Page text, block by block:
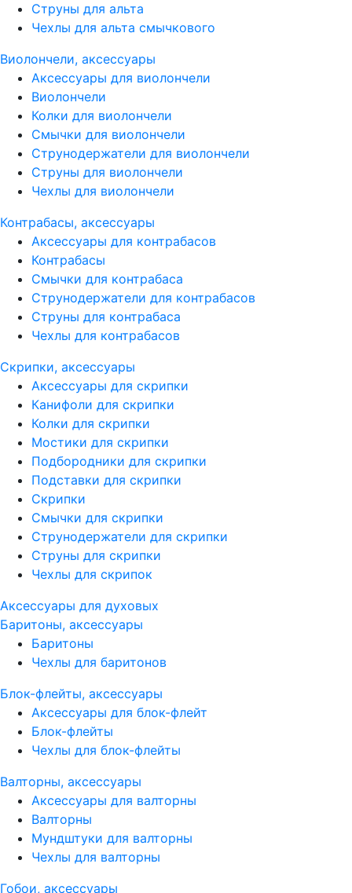
Струны для альта
Чехлы для альта смычкового
Виолончели, аксессуары
Аксессуары для виолончели
Виолончели
Колки для виолончели
Смычки для виолончели
Струнодержатели для виолончели
Струны для виолончели
Чехлы для виолончели
Контрабасы, аксессуары
Аксессуары для контрабасов
Контрабасы
Смычки для контрабаса
Струнодержатели для контрабасов
Струны для контрабаса
Чехлы для контрабасов
Скрипки, аксессуары
Аксессуары для скрипки
Канифоли для скрипки
Колки для скрипки
Мостики для скрипки
Подбородники для скрипки
Подставки для скрипки
Скрипки
Смычки для скрипки
Струнодержатели для скрипки
Струны для скрипки
Чехлы для скрипок
Аксессуары для духовых
Баритоны, аксессуары
Баритоны
Чехлы для баритонов
Блок-флейты, аксессуары
Аксессуары для блок-флейт
Блок-флейты
Чехлы для блок-флейты
Валторны, аксессуары
Аксессуары для валторны
Валторны
Мундштуки для валторны
Чехлы для валторны
Гобои, аксессуары